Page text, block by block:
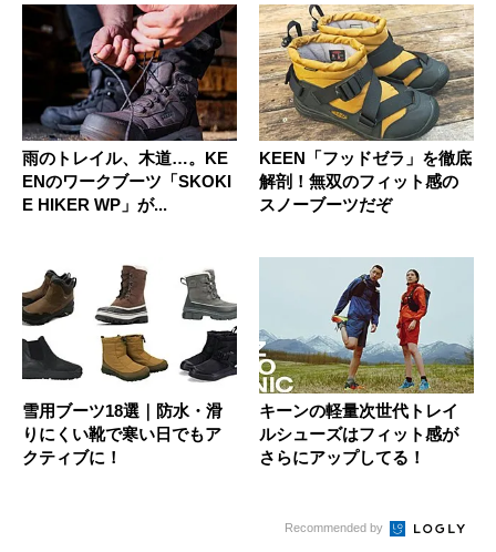
雨のトレイル、木道…。KE
ENのワークブーツ「SKOKI
E HIKER WP」が...
KEEN「フッドゼラ」を徹底
解剖！無双のフィット感の
スノーブーツだぞ
雪用ブーツ18選｜防水・滑
りにくい靴で寒い日でもア
クティブに！
キーンの軽量次世代トレイ
ルシューズはフィット感が
さらにアップしてる！
Recommended by